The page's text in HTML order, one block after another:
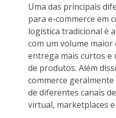
Uma das principais
para e-commerce em
logística tradicional é
com um volume maior
entrega mais curtos e
de produtos. Além
commerce
de diferentes canais
virtual, marketplaces